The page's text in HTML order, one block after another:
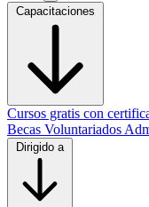
Capacitaciones
Cursos gratis con
Becas Voluntariados
Dirigido a